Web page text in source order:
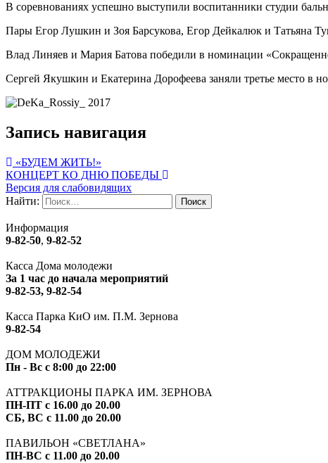
В соревнованиях успешно выступили воспитанники студии
Пары Егор Лушкин и Зоя Барсукова, Егор Дейкалюк и Татьяна
Влад Линяев и Мария Батова победили в номинации
Сергей Якушкин и Екатерина Дорофеева заняли третье место в
Запись навигация
«БУДЕМ ЖИТЬ!»
КОНЦЕРТ КО ДНЮ ПОБЕДЫ
Версия для слабовидящих
Найти:
Информация
9-82-50, 9-82-52
Касса Дома молодежи
За 1 час до начала мероприятий
9-82-53, 9-82-54
Касса Парка КиО им. П.М. Зернова
9-82-54
ДОМ МОЛОДЕЖИ
Пн - Вс с 8:00 до 22:00
АТТРАКЦИОНЫ ПАРКА ИМ. ЗЕРНОВА
ПН-ПТ с 16.00 до 20.00
СБ, ВС с 11.00 до 20.00
ПАВИЛЬОН «СВЕТЛАНА»
ПН-ВС с 11.00 до 20.00